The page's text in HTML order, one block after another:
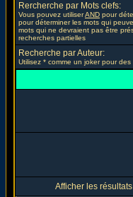
Rercherche par Mots clefs:
Vous pouvez utiliserAND pour
pour déterminer les mots qui
mots qui ne devraient pas être
recherches partielles
Recherche par Auteur:
Utilisez * comme un joker pour
Afficher les